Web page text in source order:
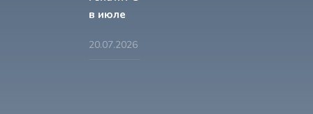
в июле
20.07.2026